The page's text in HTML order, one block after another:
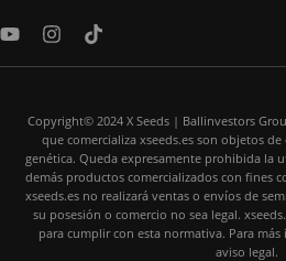
Y
u
I
s
g
r
a
m
T
k
o
k
Copyright© 2024 X Seeds | Ballinvestors
que comercializa xseeds.es son objetos
genética. Queda expresamente prohibida la
demás productos comercializados con fines
xseeds.es no realizará ventas o envíos de
su posesión o comercio no sea legal.
para cumplir con esta normativa. Para
aviso legal.